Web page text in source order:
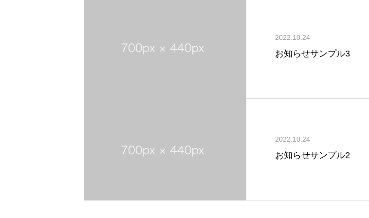
2022.10.24
お知らせサンプル3
2022.10.24
お知らせサンプル2